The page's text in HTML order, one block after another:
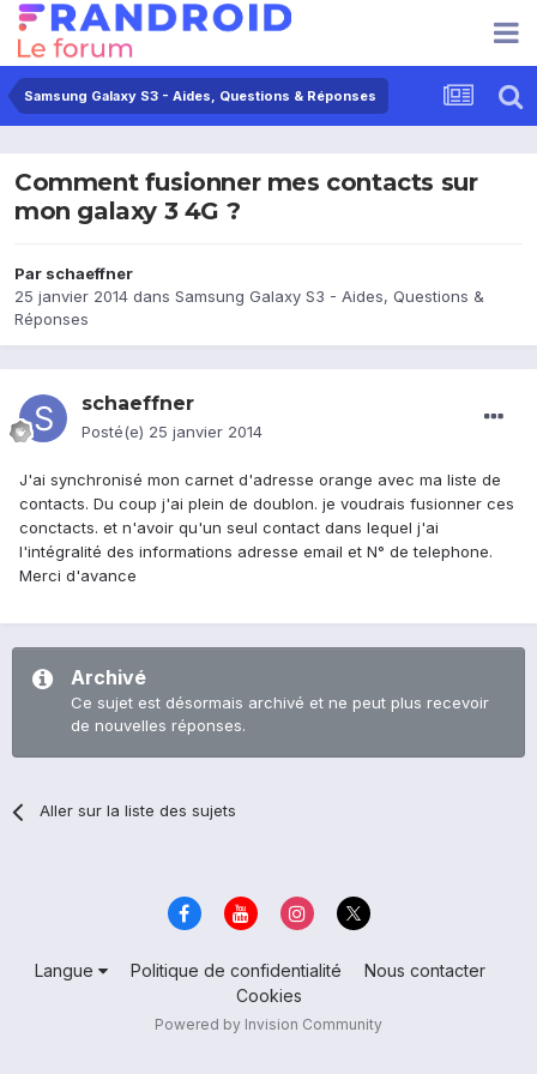
Samsung Galaxy S3 - Aides, Questions & Réponses
Comment fusionner mes contacts sur
mon galaxy 3 4G ?
Par schaeffner
25 janvier 2014 dans Samsung Galaxy S3 - Aides, Questions &
Réponses
schaeffner
Posté(e) 25 janvier 2014
J'ai synchronisé mon carnet d'adresse orange avec ma liste de
contacts. Du coup j'ai plein de doublon. je voudrais fusionner ces
conctacts. et n'avoir qu'un seul contact dans lequel j'ai
l'intégralité des informations adresse email et N° de telephone.
Merci d'avance
Archivé
Ce sujet est désormais archivé et ne peut plus recevoir
de nouvelles réponses.
Aller sur la liste des sujets
Langue Politique de confidentialité
Nous contacter
Cookies
Powered by Invision Community